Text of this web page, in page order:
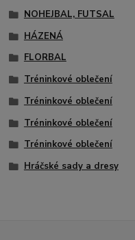
NOHEJBAL, FUTSAL
HÁZENÁ
FLORBAL
Tréninkové oblečení
Tréninkové oblečení
Tréninkové oblečení
Tréninkové oblečení
Hráčské sady a dresy